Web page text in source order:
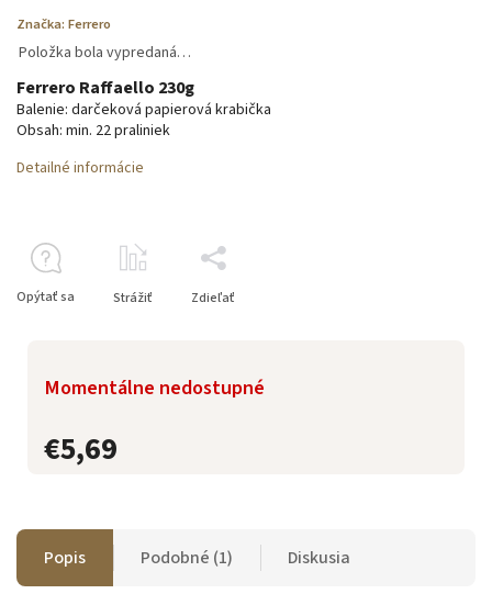
Značka: Ferrero
€5,69
Momentálne nedostupné
Položka bola vypredaná…
Ferrero Raffaello 230g
Balenie: darčeková papierová krabička
Obsah: min. 22 praliniek
Detailné informácie
Opýtať sa Strážiť Zdieľať
Popis Podobné (1) Diskusia